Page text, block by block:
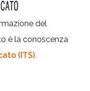
del
è la conoscenza
(ITS).